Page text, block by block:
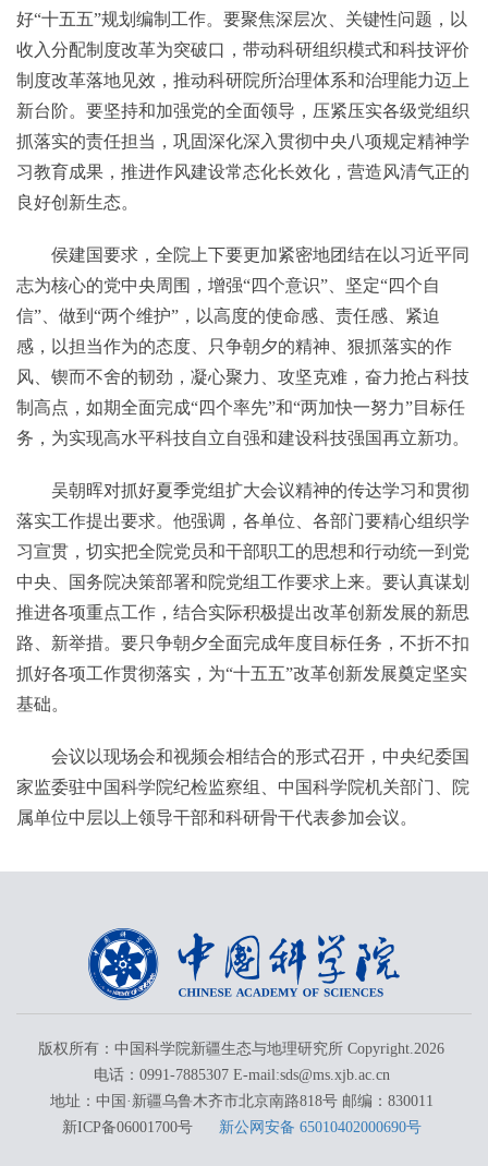
好“十五五”规划编制工作。要聚焦深层次、关键性问题，以
收入分配制度改革为突破口，带动科研组织模式和科技评价
制度改革落地见效，推动科研院所治理体系和治理能力迈上
新台阶。要坚持和加强党的全面领导，压紧压实各级党组织
抓落实的责任担当，巩固深化深入贯彻中央八项规定精神学
习教育成果，推进作风建设常态化长效化，营造风清气正的
良好创新生态。
侯建国要求，全院上下要更加紧密地团结在以习近平同
志为核心的党中央周围，增强“四个意识”、坚定“四个自
信”、做到“两个维护”，以高度的使命感、责任感、紧迫
感，以担当作为的态度、只争朝夕的精神、狠抓落实的作
风、锲而不舍的韧劲，凝心聚力、攻坚克难，奋力抢占科技
制高点，如期全面完成“四个率先”和“两加快一努力”目标任
务，为实现高水平科技自立自强和建设科技强国再立新功。
吴朝晖对抓好夏季党组扩大会议精神的传达学习和贯彻
落实工作提出要求。他强调，各单位、各部门要精心组织学
习宣贯，切实把全院党员和干部职工的思想和行动统一到党
中央、国务院决策部署和院党组工作要求上来。要认真谋划
推进各项重点工作，结合实际积极提出改革创新发展的新思
路、新举措。要只争朝夕全面完成年度目标任务，不折不扣
抓好各项工作贯彻落实，为“十五五”改革创新发展奠定坚实
基础。
会议以现场会和视频会相结合的形式召开，中央纪委国
家监委驻中国科学院纪检监察组、中国科学院机关部门、院
属单位中层以上领导干部和科研骨干代表参加会议。
版权所有：中国科学院新疆生态与地理研究所 Copyright.2026
电话：0991-7885307 E-mail:sds@ms.xjb.ac.cn
地址：中国·新疆乌鲁木齐市北京南路818号 邮编：830011
新ICP备06001700号 新公网安备 65010402000690号